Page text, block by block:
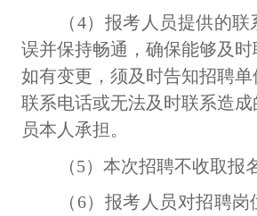
（4）报考人员提供的联
误并保持畅通，确保能够及
如有变更，须及时告知招聘
联系电话或无法及时联系造成
员本人承担。
（5）本次招聘不收取报
（ 6）报考人员对招聘岗